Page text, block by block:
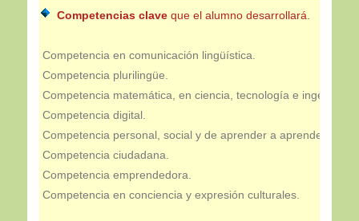
Competencias clave que el alumno desarrollará.
Competencia en comunicación lingüística.
Competencia plurilingüe.
Competencia matemática, en ciencia, tecnología e ingeniería
Competencia digital.
Competencia personal, social y de aprender a aprender.
Competencia ciudadana.
Competencia emprendedora.
Competencia en conciencia y expresión culturales.